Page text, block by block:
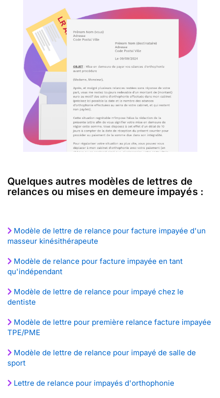
Quelques autres modèles de lettres de
relances ou mises en demeure impayés :
Modèle de lettre de relance pour facture impayée d'un
masseur kinésithérapeute
Modèle de relance pour facture impayée en tant
qu'indépendant
Modèle de lettre de relance pour impayé chez le
dentiste
Modèle de lettre pour première relance facture impayée
TPE/PME
Modèle de lettre de relance pour impayé de salle de
sport
Lettre de relance pour impayés d'orthophonie